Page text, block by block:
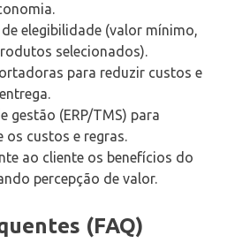
elegibilidade (valor mínimo,
selecionados).
para reduzir custos e
gestão (ERP/TMS) para
custos e regras.
ao cliente os benefícios do
percepção de valor.
(FAQ)